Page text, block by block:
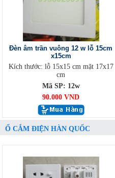
Đèn âm trần vuông 12 w lỗ 15cm
x15cm
Kích thước: lỗ 15x15 cm mặt 17x17
cm
Mã SP: 12w
90.000 VND
Ổ CẮM ĐIỆN HÀN QUỐC